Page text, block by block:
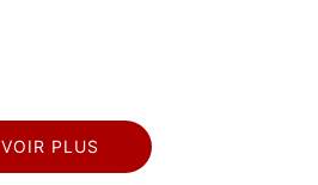
VOIR PLUS